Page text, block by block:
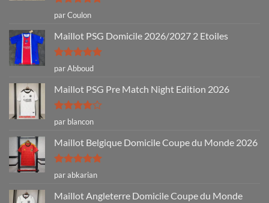
Note5sur
5
par Coulon
Maillot PSG Domicile 2026/2027 2 Etoiles
Note5sur
5
par Abboud
Maillot PSG Pre Match Night Edition 2026
Note4
sur 5
par blancon
Maillot Belgique Domicile Coupe du Monde 2026
Note5sur
5
par abkarian
Maillot Angleterre Domicile Coupe du Monde